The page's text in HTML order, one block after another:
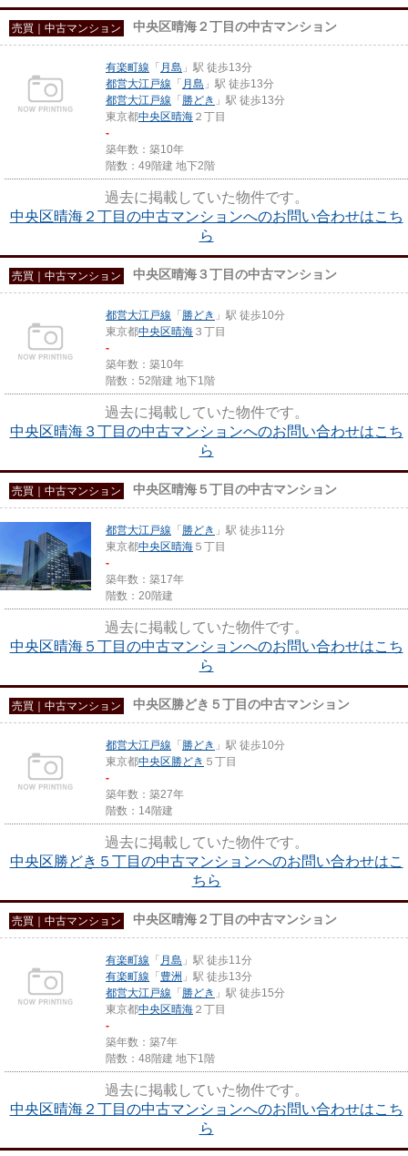
売買｜中古マンション 中央区晴海２丁目の中古マンション
有楽町線 「 月島 」駅 徒歩13分
都営大江戸線 「 月島 」駅 徒歩13分
都営大江戸線 「勝どき 」駅 徒歩13分
東京都中央区晴海 ２丁目
-
築年数：築10年
階数：49階建 地下2階
過去に掲載していた物件です。
中央区晴海２丁目の中古マンションへのお問い合わせはこち
ら
売買｜中古マンション 中央区晴海３丁目の中古マンション
都営大江戸線 「勝どき 」駅 徒歩10分
東京都中央区晴海 ３丁目
-
築年数：築10年
階数：52階建 地下1階
過去に掲載していた物件です。
中央区晴海３丁目の中古マンションへのお問い合わせはこち
ら
売買｜中古マンション 中央区晴海５丁目の中古マンション
都営大江戸線 「勝どき 」駅 徒歩11分
東京都中央区晴海 ５丁目
-
築年数：築17年
階数：20階建
過去に掲載していた物件です。
中央区晴海５丁目の中古マンションへのお問い合わせはこち
ら
売買｜中古マンション 中央区勝どき５丁目の中古マンション
都営大江戸線 「勝どき 」駅 徒歩10分
東京都中央区勝どき ５丁目
-
築年数：築27年
階数：14階建
過去に掲載していた物件です。
中央区勝どき５丁目の中古マンションへのお問い合わせはこ
ちら
売買｜中古マンション 中央区晴海２丁目の中古マンション
有楽町線 「 月島 」駅 徒歩11分
有楽町線 「豊洲 」駅 徒歩13分
都営大江戸線 「勝どき 」駅 徒歩15分
東京都中央区晴海 ２丁目
-
築年数：築7年
階数：48階建 地下1階
過去に掲載していた物件です。
中央区晴海２丁目の中古マンションへのお問い合わせはこち
ら